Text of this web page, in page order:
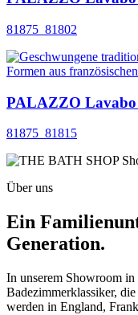
81875_81802
PALAZZO Lavabo
81875_81815
Über uns
Ein
Generation.
In unserem Showroom
Badezimmerklassiker,
werden in England,